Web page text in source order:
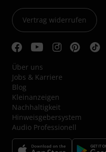
Vertrag widerrufen
Über uns
Jobs & Karriere
Blog
Kleinanzeigen
Nachhaltigkeit
Hinweisgebersystem
Audio Professionell